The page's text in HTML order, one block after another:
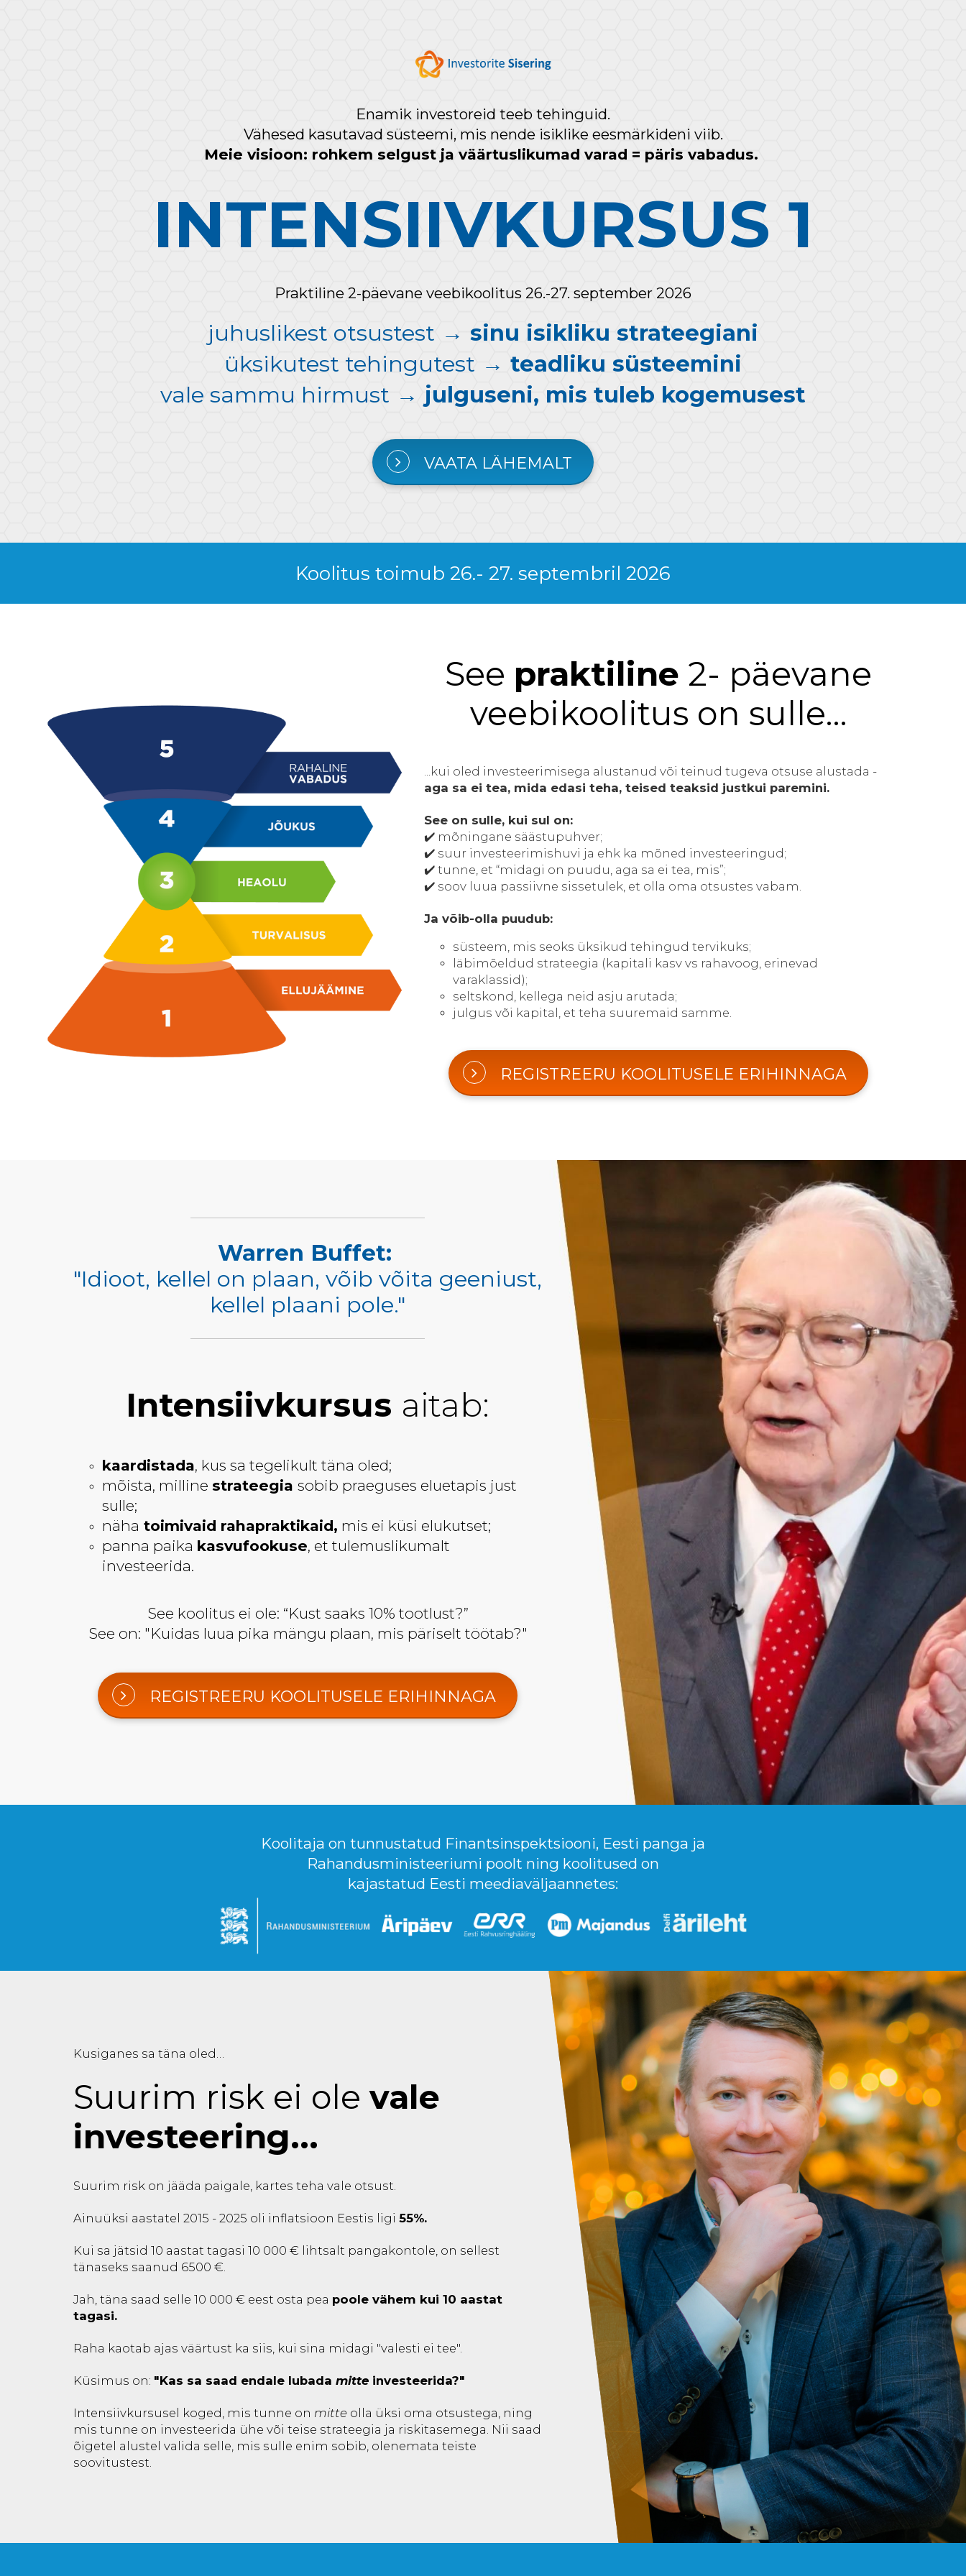
Enamik investoreid teeb tehinguid.
Vähesed kasutavad süsteemi, mis nende isiklike eesmärkideni viib.
Meie visioon: rohkem selgust ja väärtuslikumad varad = päris vabadus.
INTENSIIVKURSUS 1
Praktiline 2-päevane veebikoolitus 26.-27. september 2026
juhuslikest otsustest → sinu isikliku strateegiani
üksikutest tehingutest → teadliku süsteemini
vale sammu hirmust → julguseni, mis tuleb kogemusest
VAATA LÄHEMALT
Koolitus toimub 26.- 27. septembril 2026
See praktiline 2- päevane
veebikoolitus on sulle…
...kui oled investeerimisega alustanud või teinud tugeva otsuse alustada -
aga sa ei tea, mida edasi teha, teised teaksid justkui paremini.
See on sulle, kui sul on:
✔️ mõningane säästupuhver;
✔️ suur investeerimishuvi ja ehk ka mõned investeeringud;
✔️ tunne, et “midagi on puudu, aga sa ei tea, mis”;
✔️ soov luua passiivne sissetulek, et olla oma otsustes vabam.
Ja võib-olla puudub:
süsteem, mis seoks üksikud tehingud tervikuks;
läbimõeldud strateegia (kapitali kasv vs rahavoog, erinevad
varaklassid);
seltskond, kellega neid asju arutada;
julgus või kapital, et teha suuremaid samme.
REGISTREERU KOOLITUSELE ERIHINNAGA
Warren Buffet:
"Idioot, kellel on plaan, võib võita geeniust,
kellel plaani pole."
Intensiivkursus aitab:
kaardistada, kus sa tegelikult täna oled;
mõista, milline strateegia sobib praeguses eluetapis just
sulle;
näha toimivaid rahapraktikaid, mis ei küsi elukutset;
panna paika kasvufookuse, et tulemuslikumalt
investeerida.
See koolitus ei ole: “Kust saaks 10% tootlust?”
See on: "Kuidas luua pika mängu plaan, mis päriselt töötab?"
REGISTREERU KOOLITUSELE ERIHINNAGA
Koolitaja on tunnustatud Finantsinspektsiooni, Eesti panga ja
Rahandusministeeriumi poolt ning koolitused on
kajastatud Eesti meediaväljaannetes:
Kusiganes sa täna oled…
Suurim risk ei olevale
investeering...
Suurim risk on jääda paigale, kartes teha vale otsust.
Ainuüksi aastatel 2015 - 2025 oli inflatsioon Eestis ligi 55%.
Kui sa jätsid 10 aastat tagasi 10 000 € lihtsalt pangakontole, on sellest
tänaseks saanud 6500 €.
Jah, täna saad selle 10 000 € eest osta pea poole vähem kui 10 aastat
tagasi.
Raha kaotab ajas väärtust ka siis, kui sina midagi "valesti ei tee".
Küsimus on: "Kas sa saad endale lubada mitte investeerida?"
Intensiivkursusel koged, mis tunne on mitte olla üksi oma otsustega, ning
mis tunne on investeerida ühe või teise strateegia ja riskitasemega. Nii saad
õigetel alustel valida selle, mis sulle enim sobib, olenemata teiste
soovitustest.